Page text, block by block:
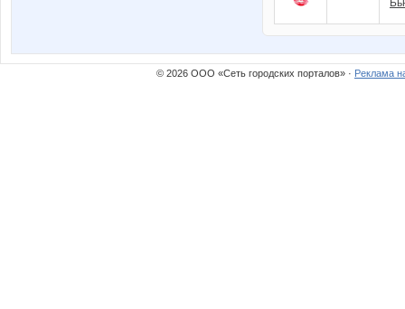
© 2026 ООО «Сеть городских порталов» · Реклама